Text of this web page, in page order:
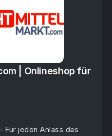
| Onlineshop für
jeden Anlass das